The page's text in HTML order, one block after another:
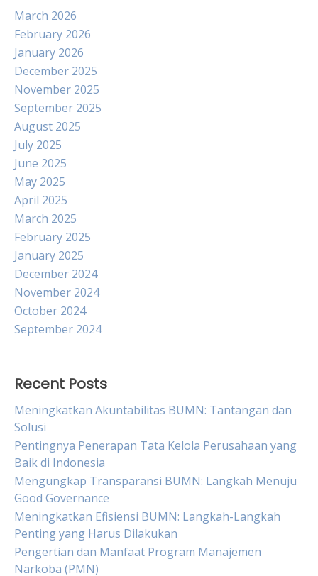
March 2026
February 2026
January 2026
December 2025
November 2025
September 2025
August 2025
July 2025
June 2025
May 2025
April 2025
March 2025
February 2025
January 2025
December 2024
November 2024
October 2024
September 2024
Recent Posts
Meningkatkan Akuntabilitas BUMN: Tantangan dan
Solusi
Pentingnya Penerapan Tata Kelola Perusahaan yang
Baik di Indonesia
Mengungkap Transparansi BUMN: Langkah Menuju
Good Governance
Meningkatkan Efisiensi BUMN: Langkah-Langkah
Penting yang Harus Dilakukan
Pengertian dan Manfaat Program Manajemen
Narkoba (PMN)